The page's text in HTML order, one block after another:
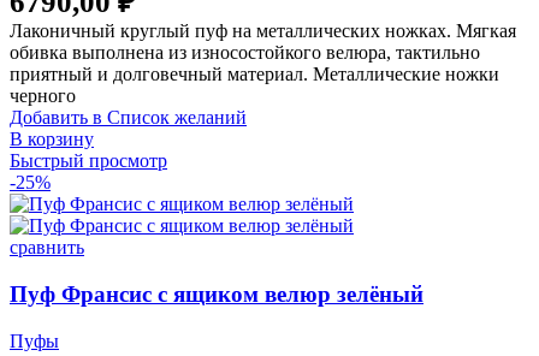
Лаконичный круглый пуф на металлических ножках. Мягкая
обивка выполнена из износостойкого велюра, тактильно
приятный и долговечный материал. Металлические ножки
черного
Добавить в Список желаний
В корзину
Быстрый просмотр
-25%
сравнить
Пуф Франсис с ящиком велюр зелёный
Пуфы